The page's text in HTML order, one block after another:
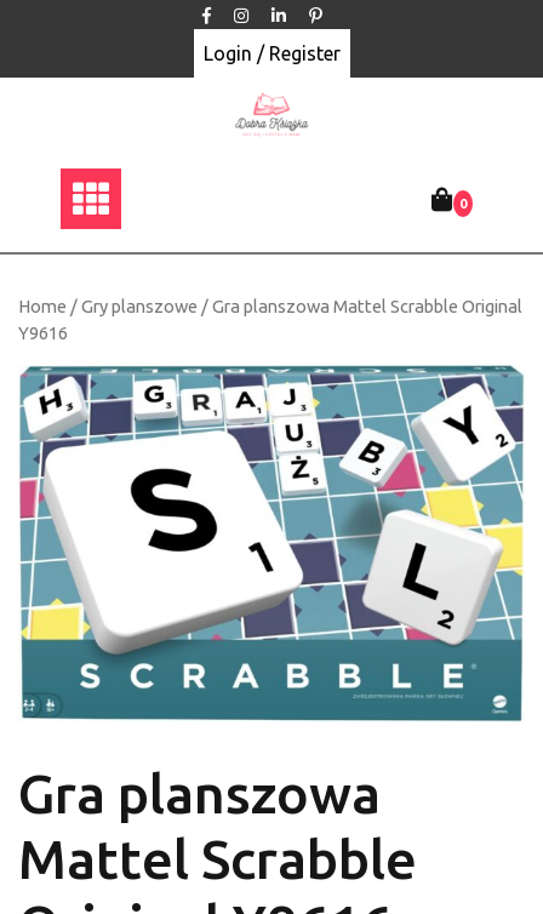
Login / Register
0
Home /Gry planszowe / Gra planszowa Mattel Scrabble Original
Y9616
Gra planszowa
Mattel Scrabble